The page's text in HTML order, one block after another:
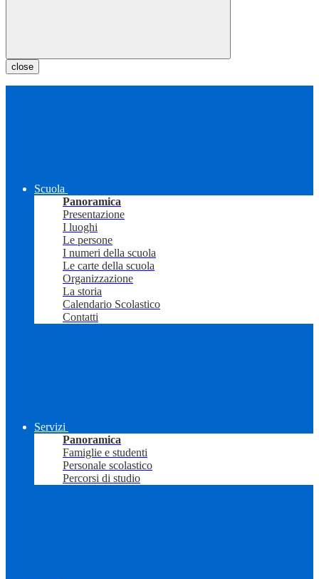
close
Scuola
Panoramica
Presentazione
I luoghi
Le persone
I numeri della scuola
Le carte della scuola
Organizzazione
La storia
Calendario Scolastico
Contatti
Servizi
Panoramica
Famiglie e studenti
Personale scolastico
Percorsi di studio